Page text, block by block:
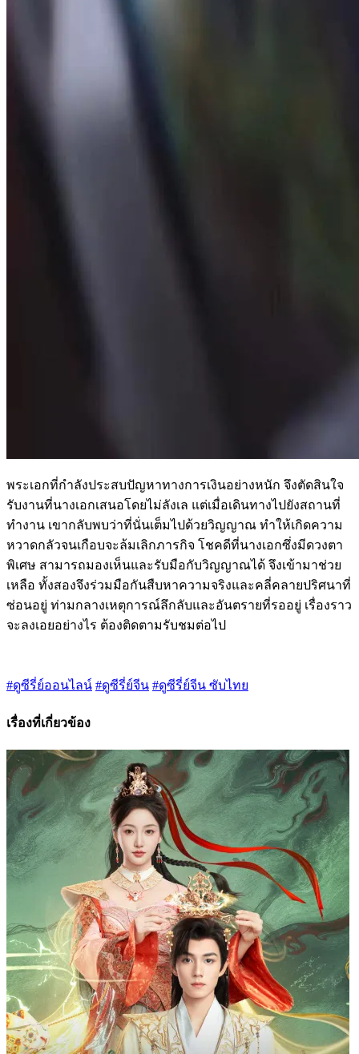
พระเอกที่กำลังประสบปัญหาทางการเงินอย่างหนัก จึงตัดสินใจ
รับงานที่นางเอกเสนอโดยไม่ลังเล แต่เมื่อเดินทางไปยังสถานที่
ทำงาน เขากลับพบว่าที่นั่นเต็มไปด้วยวิญญาณ ทำให้เกิดความ
หวาดกลัวจนเกือบจะล้มเลิกภารกิจ โชคดีที่นางเอกซึ่งมีดวงตา
พิเศษ สามารถมองเห็นและรับมือกับวิญญาณได้ จึงเข้ามาช่วย
เหลือ ทั้งสองจึงร่วมมือกันสืบหาความจริงและคลี่คลายปริศนาที่
ซ่อนอยู่ ท่ามกลางเหตุการณ์ลึกลับและอันตรายที่รออยู่ เรื่องราว
จะลงเอยอย่างไร ต้องติดตามรับชมต่อไป
#ดูซีรี่ย์ออนไลน์ #ดูซีรี่ย์จีน #ดูซีรี่ย์จีน ซับไทย
เรื่องที่เกี่ยวข้อง